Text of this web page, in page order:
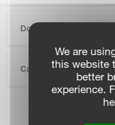
Documentation
Caractéristiques
We are
this website
better
experience.